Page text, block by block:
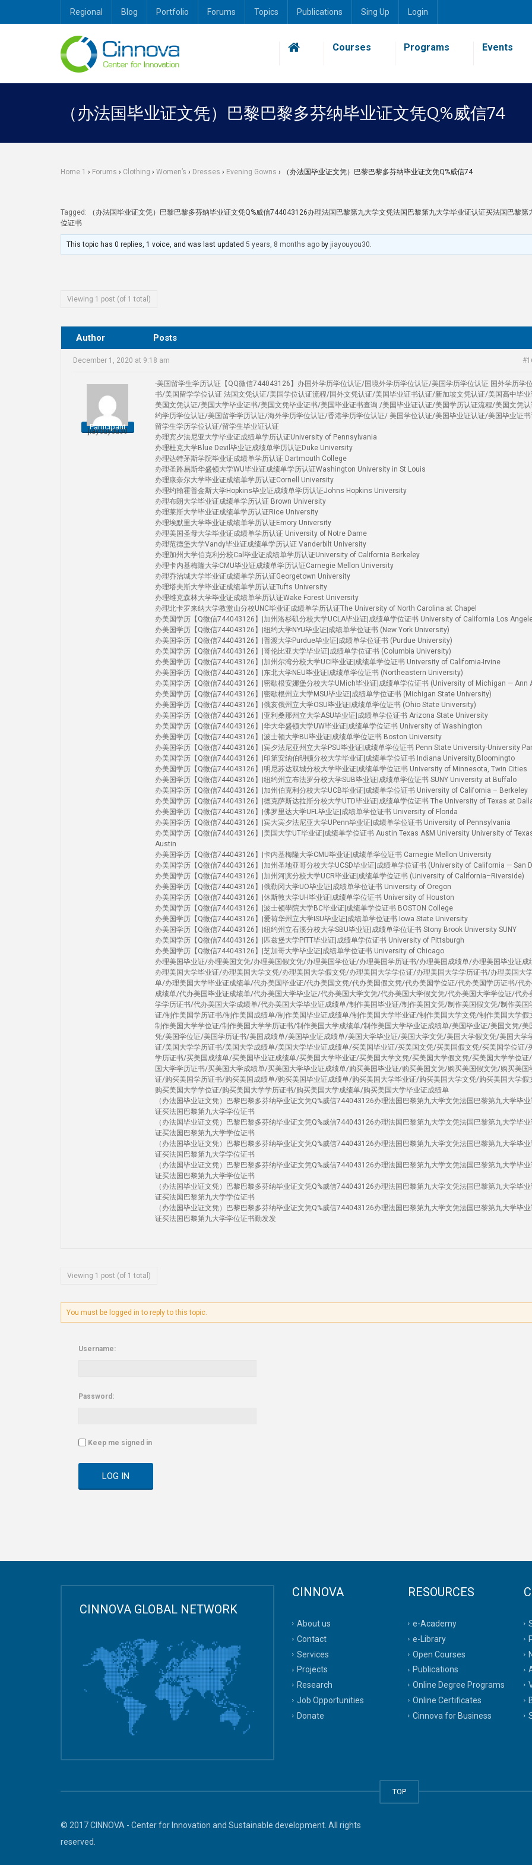
Regional Blog Portfolio Forums Topics Publications Sing Up Login
Courses Programs Events
（办法国毕业证文凭）巴黎巴黎多芬纳毕业证文凭Q%威信74
Home 1 › Forums › Clothing › Women’s › Dresses › Evening Gowns › （办法国毕业证文凭）巴黎巴黎多芬纳毕业证文凭Q%威信74
Tagged:
（办法国毕业证文凭）巴黎巴黎多芬纳毕业证文凭Q%威信744043126办理法国巴黎第九大学文凭法国巴黎第九大学毕业证认证买法国巴黎第
位证书
This topic has 0 replies, 1 voice, and was last updated5 years, 8 months ago by jiayouyou30.
Viewing 1 post (of 1 total)
Author Posts
December 1, 2020 at 9:18 am
jiayouyou30
Participant
-美国留学生学历认证【QQ微信744043126】办国外学历学位认证/国境外学历学位认证/美国学历学位认证 国外学历学
书/美国留学学位认证 法国文凭认证/美国学位认证流程/国外文凭认证/美国毕业证书认证/新加坡文凭认证/美国高中毕
美国文凭认证/美国大学毕业证书/美国文凭毕业证书/美国毕业证书查询 /美国毕业证认证/美国学历认证流程/美国文凭认
约学历学位认证/美国留学学历认证/海外学历学位认证/香港学历学位认证/ 美国学位认证/美国毕业证认证/美国毕业证
留学生学历学位认证/留学生毕业证认证
办理宾夕法尼亚大学毕业证成绩单学历认证University of Pennsylvania
办理杜克大学Blue Devil毕业证成绩单学历认证Duke University
办理达特茅斯学院毕业证成绩单学历认证 Dartmouth College
办理圣路易斯华盛顿大学WU毕业证成绩单学历认证Washington University in St Louis
办理康奈尔大学毕业证成绩单学历认证Cornell University
办理约翰霍普金斯大学Hopkins毕业证成绩单学历认证Johns Hopkins University
办理布朗大学毕业证成绩单学历认证 Brown University
办理莱斯大学毕业证成绩单学历认证Rice University
办理埃默里大学毕业证成绩单学历认证Emory University
办理美国圣母大学毕业证成绩单学历认证 University of Notre Dame
办理范德堡大学Vandy毕业证成绩单学历认证 Vanderbilt University
办理加州大学伯克利分校Cal毕业证成绩单学历认证University of California Berkeley
办理卡内基梅隆大学CMU毕业证成绩单学历认证Carnegie Mellon University
办理乔治城大学毕业证成绩单学历认证Georgetown University
办理塔夫斯大学毕业证成绩单学历认证Tufts University
办理维克森林大学毕业证成绩单学历认证Wake Forest University
办理北卡罗来纳大学教堂山分校UNC毕业证成绩单学历认证The University of North Carolina at Chapel
办美国学历【Q微信744043126】|加州洛杉矶分校大学UCLA毕业证|成绩单学位证书 University of California Los
办美国学历【Q微信744043126】|纽约大学NYU毕业证|成绩单学位证书 (New York University)
办美国学历【Q微信744043126】|普渡大学Purdue毕业证|成绩单学位证书 (Purdue University)
办美国学历【Q微信744043126】|哥伦比亚大学毕业证|成绩单学位证书 (Columbia University)
办美国学历【Q微信744043126】|加州尔湾分校大学UCI毕业证|成绩单学位证书 University of California-Irvine
办美国学历【Q微信744043126】|东北大学NEU毕业证|成绩单学位证书 (Northeastern University)
办美国学历【Q微信744043126】|密歇根安娜堡分校大学UMich毕业证|成绩单学位证书 (University of Michigan — Ann
办美国学历【Q微信744043126】|密歇根州立大学MSU毕业证|成绩单学位证书 (Michigan State University)
办美国学历【Q微信744043126】|俄亥俄州立大学OSU毕业证|成绩单学位证书 (Ohio State University)
办美国学历【Q微信744043126】|亚利桑那州立大学ASU毕业证|成绩单学位证书 Arizona State University
办美国学历【Q微信744043126】|华大华盛顿大学UW毕业证|成绩单学位证书 University of Washington
办美国学历【Q微信744043126】|波士顿大学BU毕业证|成绩单学位证书 Boston University
办美国学历【Q微信744043126】|宾夕法尼亚州立大学PSU毕业证|成绩单学位证书 Penn State University-University
办美国学历【Q微信744043126】|印第安纳伯明顿分校大学毕业证|成绩单学位证书 Indiana University,Bloomingto
办美国学历【Q微信744043126】|明尼苏达双城分校大学毕业证|成绩单学位证书 University of Minnesota, Twin Cities
办美国学历【Q微信744043126】|纽约州立布法罗分校大学SUB毕业证|成绩单学位证书 SUNY University at Buffalo
办美国学历【Q微信744043126】|加州伯克利分校大学UCB毕业证|成绩单学位证书 University of California – Berkeley
办美国学历【Q微信744043126】|德克萨斯达拉斯分校大学UTD毕业证|成绩单学位证书 The University of Texas at
办美国学历【Q微信744043126】|佛罗里达大学UFL毕业证|成绩单学位证书 University of Florida
办美国学历【Q微信744043126】|宾大宾夕法尼亚大学UPenn毕业证|成绩单学位证书 University of Pennsylvania
办美国学历【Q微信744043126】|美国大学UT毕业证|成绩单学位证书 Austin Texas A&M University University of
Austin
办美国学历【Q微信744043126】|卡内基梅隆大学CMU毕业证|成绩单学位证书 Carnegie Mellon University
办美国学历【Q微信744043126】|加州圣地亚哥分校大学UCSD毕业证|成绩单学位证书 (University of California — San
办美国学历【Q微信744043126】|加州河滨分校大学UCR毕业证|成绩单学位证书 (University of California–Riverside)
办美国学历【Q微信744043126】|俄勒冈大学UO毕业证|成绩单学位证书 University of Oregon
办美国学历【Q微信744043126】|休斯敦大学UH毕业证|成绩单学位证书 University of Houston
办美国学历【Q微信744043126】|波士顿學院大学BC毕业证|成绩单学位证书 BOSTON College
办美国学历【Q微信744043126】|爱荷华州立大学ISU毕业证|成绩单学位证书 Iowa State University
办美国学历【Q微信744043126】|纽约州立石溪分校大学SBU毕业证|成绩单学位证书 Stony Brook University SUNY
办美国学历【Q微信744043126】|匹兹堡大学PITT毕业证|成绩单学位证书 University of Pittsburgh
办美国学历【Q微信744043126】|芝加哥大学毕业证|成绩单学位证书 University of Chicago
办理美国毕业证/办理美国文凭/办理美国假文凭/办理美国学位证/办理美国学历证书/办理美国成绩单/办理美国毕业证成
办理美国大学毕业证/办理美国大学文凭/办理美国大学假文凭/办理美国大学学位证/办理美国大学学历证书/办理美国大
单/办理美国大学毕业证成绩单/代办美国毕业证/代办美国文凭/代办美国假文凭/代办美国学位证/代办美国学历证书/代
成绩单/代办美国毕业证成绩单/代办美国大学毕业证/代办美国大学文凭/代办美国大学假文凭/代办美国大学学位证/代办
学学历证书/代办美国大学成绩单/代办美国大学毕业证成绩单/制作美国毕业证/制作美国文凭/制作美国假文凭/制作美国
证/制作美国学历证书/制作美国成绩单/制作美国毕业证成绩单/制作美国大学毕业证/制作美国大学文凭/制作美国大学假
制作美国大学学位证/制作美国大学学历证书/制作美国大学成绩单/制作美国大学毕业证成绩单/美国毕业证/美国文凭/美
凭/美国学位证/美国学历证书/美国成绩单/美国毕业证成绩单/美国大学毕业证/美国大学文凭/美国大学假文凭/美国大学
证/美国大学学历证书/美国大学成绩单/美国大学毕业证成绩单/买美国毕业证/买美国文凭/买美国假文凭/买美国学位证/
学历证书/买美国成绩单/买美国毕业证成绩单/买美国大学毕业证/买美国大学文凭/买美国大学假文凭/买美国大学学位证
国大学学历证书/买美国大学成绩单/买美国大学毕业证成绩单/购买美国毕业证/购买美国文凭/购买美国假文凭/购买美国
证/购买美国学历证书/购买美国成绩单/购买美国毕业证成绩单/购买美国大学毕业证/购买美国大学文凭/购买美国大学假
购买美国大学学位证/购买美国大学学历证书/购买美国大学成绩单/购买美国大学毕业证成绩单
（办法国毕业证文凭）巴黎巴黎多芬纳毕业证文凭Q%威信744043126办理法国巴黎第九大学文凭法国巴黎第九大学毕业
证买法国巴黎第九大学学位证书
（办法国毕业证文凭）巴黎巴黎多芬纳毕业证文凭Q%威信744043126办理法国巴黎第九大学文凭法国巴黎第九大学毕业
证买法国巴黎第九大学学位证书
（办法国毕业证文凭）巴黎巴黎多芬纳毕业证文凭Q%威信744043126办理法国巴黎第九大学文凭法国巴黎第九大学毕业
证买法国巴黎第九大学学位证书
（办法国毕业证文凭）巴黎巴黎多芬纳毕业证文凭Q%威信744043126办理法国巴黎第九大学文凭法国巴黎第九大学毕业
证买法国巴黎第九大学学位证书
（办法国毕业证文凭）巴黎巴黎多芬纳毕业证文凭Q%威信744043126办理法国巴黎第九大学文凭法国巴黎第九大学毕业
证买法国巴黎第九大学学位证书
（办法国毕业证文凭）巴黎巴黎多芬纳毕业证文凭Q%威信744043126办理法国巴黎第九大学文凭法国巴黎第九大学毕业
证买法国巴黎第九大学学位证书勤发发
Viewing 1 post (of 1 total)
You must be logged in to reply to this topic.
Username:
Password:
Keep me signed in
LOG IN
CINNOVA GLOBAL NETWORK
CINNOVA
About us
Contact
Services
Projects
Research
Job Opportunities
Donate
RESOURCES
e-Academy
e-Library
Open Courses
Publications
Online Degree Programs
Online Certificates
Cinnova for Business
TOP
© 2017 CINNOVA - Center for Innovation and Sustainable development. All rights
reserved.